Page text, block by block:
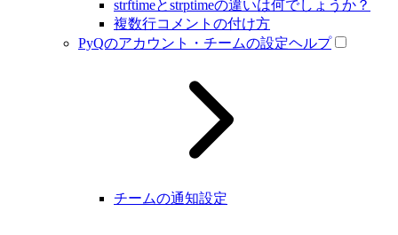
strftimeとstrptimeの違いは何でしょうか？
複数行コメントの付け方
PyQのアカウント・チームの設定ヘルプ
チームの通知設定